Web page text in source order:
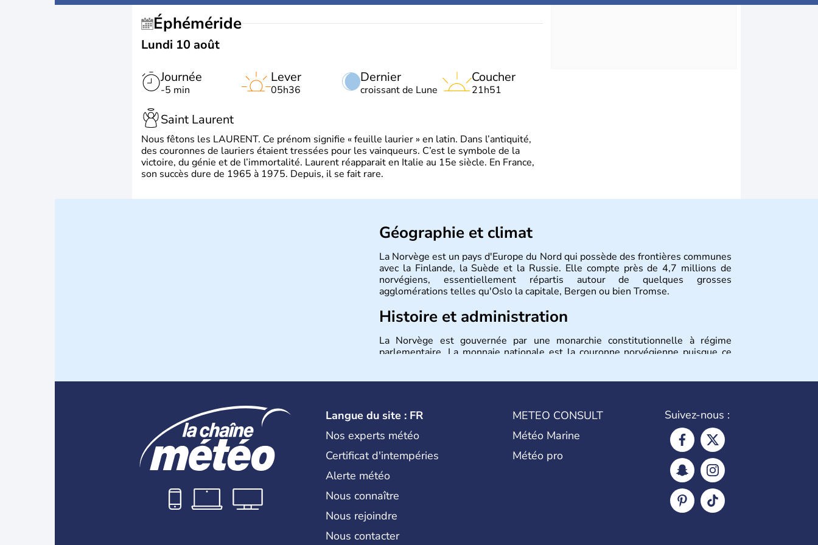
Éphéméride
Lundi 10 août
Journée
-5 min
Dernier
croissant de Lune
Lever
05h36
Coucher
21h51
Saint Laurent
Nous fêtons les LAURENT. Ce prénom signifie « feuille laurier » en latin. Dans l’antiquité,
des couronnes de lauriers étaient tressées pour les vainqueurs. C’est le symbole de la
victoire, du génie et de l’immortalité. Laurent réapparait en Italie au 15e siècle. En France,
son succès dure de 1965 à 1975. Depuis, il se fait rare.
Géographie et climat
La Norvège est un pays d'Europe du Nord qui possède des frontières communes
avec la Finlande, la Suède et la Russie. Elle compte près de 4,7 millions de
norvégiens, essentiellement répartis autour de quelques grosses
agglomérations telles qu'Oslo la capitale, Bergen ou bien Tromse.
Histoire et administration
La Norvège est gouvernée par une monarchie constitutionnelle à régime
parlementaire. La monnaie nationale est la couronne norvégienne puisque ce
Langue du site : FR
Nos experts météo
Certificat d'intempéries
Alerte météo
Nous connaître
Nous rejoindre
Nous contacter
METEO CONSULT
Météo Marine
Météo pro
Suivez-nous :